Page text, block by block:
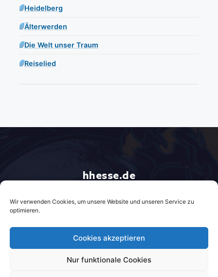
Wir verwenden Cookies, um unsere Website und unseren Service zu
optimieren.
Cookies akzeptieren
Nur funktionale Cookies
Heidelberg
Älterwerden
Die Welt unser Traum
Reiselied
hhesse.de
Über hhesse.deAbout hhesse.deKontakt